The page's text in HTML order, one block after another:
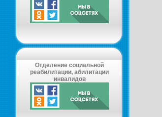
Отделение социальной
реабилитации, абилитации
инвалидов